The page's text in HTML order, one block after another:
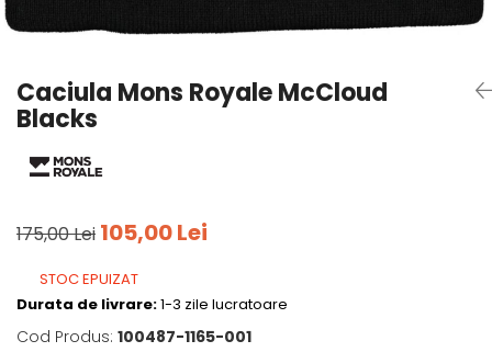
Pantaloni outdoor
Curele
Bustiere
Caciula Mons Royale McCloud
Blacks
175,00 Lei 105,00 Lei
STOC EPUIZAT
Durata de livrare:1-3 zile lucratoare
Cod Produs: 100487-1165-001